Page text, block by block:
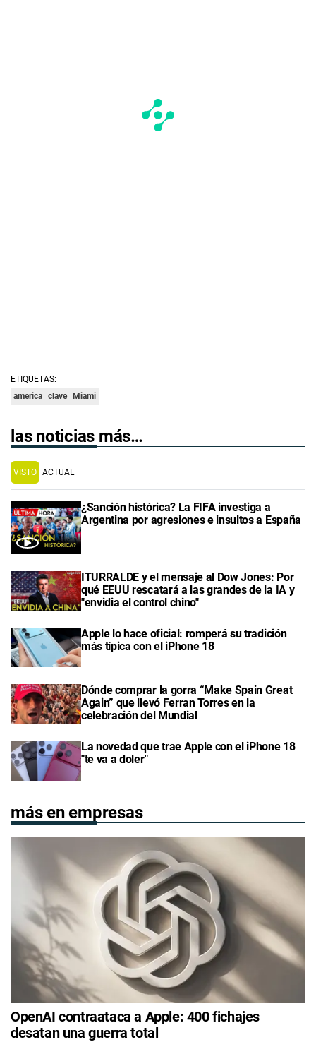
ETIQUETAS:
america clave Miami
las noticias más…
VISTO ACTUAL
¿Sanción histórica? La FIFA investiga a
Argentina por agresiones e insultos a España
ITURRALDE y el mensaje al Dow Jones: Por
qué EEUU rescatará a las grandes de la IA y
"envidia el control chino"
Apple lo hace oficial: romperá su tradición
más típica con el iPhone 18
Dónde comprar la gorra “Make Spain Great
Again” que llevó Ferran Torres en la
celebración del Mundial
La novedad que trae Apple con el iPhone 18
"te va a doler"
más en empresas
OpenAI contraataca a Apple: 400 fichajes
desatan una guerra total